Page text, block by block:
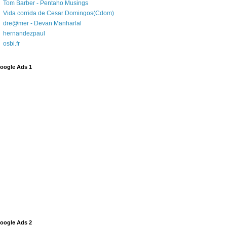
Tom Barber - Pentaho Musings
Vida corrida de Cesar Domingos(Cdom)
dre@mer - Devan Manharlal
hernandezpaul
osbi.fr
Ads 1
Ads 2